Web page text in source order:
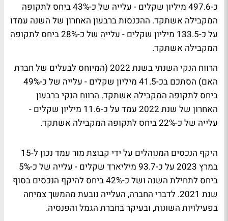
כ-497.6 מיליון שקלים - עלייה של כ-43% ביחס לתקופה
המקבילה אשתקד. ההכנסות ברבעון האחרון של השנה עמדו
על כ-133.5 מיליון שקלים - עלייה של כ-28% ביחס לתקופה
המקבילה אשתקד.
הרווח הנקי השנתי בשנת 2022 (המיוחס לבעלים של חברת
האם) הסתכם בכ-41.5 מיליון שקלים - עלייה של כ-49%
ביחס לתקופה המקבילה אשתקד. הרווח הנקי ברבעון
האחרון של שנת 2022 עמד על כ-11.6 מיליון שקלים -
עלייה של כ-22% ביחס לתקופה המקבילה אשתקד.
היקף הנכסים המנוהלים על ידי קבוצת מור עמד נכון ל-15
במרץ 2023 על כ-93.7 מיליארד שקלים - עלייה של כ-5%
ביחס לתחילת השנה ושל כ-42% ביחס להיקף הנכסים בסוף
שנת 2021. לדברי החברה, העלייה נובעת מהמשך צמיחה
בפעילויות השונות, ובעיקר בחברת הגמל והפנסיה.